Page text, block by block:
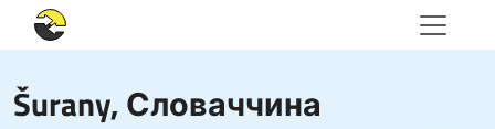
Šurany, Словаччина